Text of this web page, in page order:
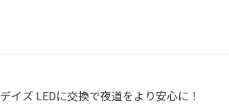
デイズ LEDに交換で夜道をより安心に！